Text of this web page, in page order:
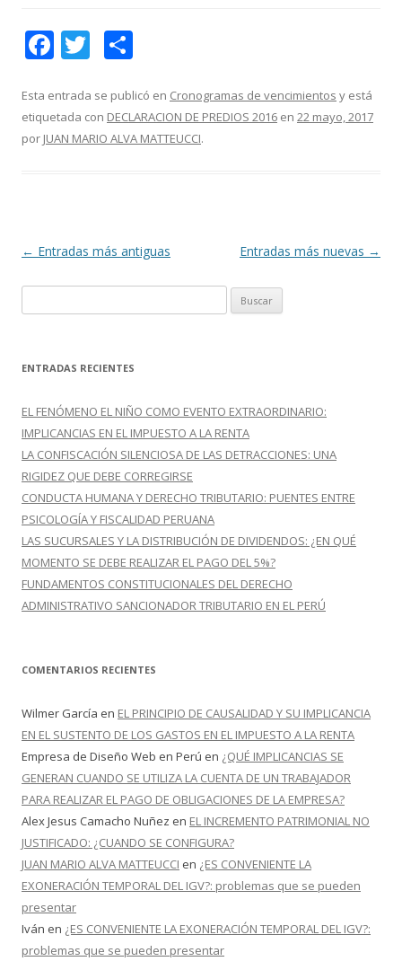
F
e
b
T
itt
er
m
p
Esta entrada se publicó en Cronogramas de vencimientos y está
etiquetada con DECLARACION DE PREDIOS 2016 en 22 mayo, 2017
por JUAN MARIO ALVA MATTEUCCI.
Navegación
← Entradas más antiguas Entradas más nuevas →
u
c
r
:
ENTRADAS RECIENTES
EL FENÓMENO EL NIÑO COMO EVENTO EXTRAORDINARIO:
IMPLICANCIAS EN EL IMPUESTO A LA RENTA
LA CONFISCACIÓN SILENCIOSA DE LAS DETRACCIONES: UNA
RIGIDEZ QUE DEBE CORREGIRSE
CONDUCTA HUMANA Y DERECHO TRIBUTARIO: PUENTES ENTRE
PSICOLOGÍA Y FISCALIDAD PERUANA
LAS SUCURSALES Y LA DISTRIBUCIÓN DE DIVIDENDOS: ¿EN QUÉ
MOMENTO SE DEBE REALIZAR EL PAGO DEL 5%?
FUNDAMENTOS CONSTITUCIONALES DEL DERECHO
ADMINISTRATIVO SANCIONADOR TRIBUTARIO EN EL PERÚ
COMENTARIOS RECIENTES
Wilmer García en EL PRINCIPIO DE CAUSALIDAD Y SU IMPLICANCIA
EN EL SUSTENTO DE LOS GASTOS EN EL IMPUESTO A LA RENTA
Empresa de Diseño Web en Perú en ¿QUÉ IMPLICANCIAS SE
GENERAN CUANDO SE UTILIZA LA CUENTA DE UN TRABAJADOR
PARA REALIZAR EL PAGO DE OBLIGACIONES DE LA EMPRESA?
Alex Jesus Camacho Nuñez en EL INCREMENTO PATRIMONIAL NO
JUSTIFICADO: ¿CUANDO SE CONFIGURA?
JUAN MARIO ALVA MATTEUCCI en ¿ES CONVENIENTE LA
EXONERACIÓN TEMPORAL DEL IGV?: problemas que se pueden
presentar
Iván en ¿ES CONVENIENTE LA EXONERACIÓN TEMPORAL DEL IGV?:
problemas que se pueden presentar